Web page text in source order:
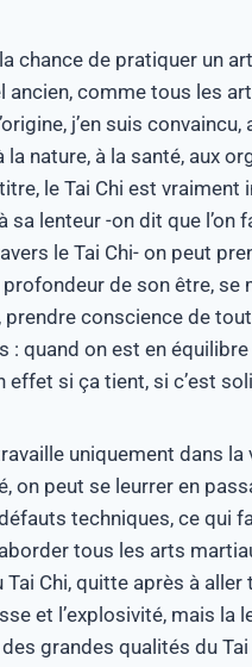
chance de pratiquer un
ancien, comme tous les
j’en suis convaincu,
la nature, à la santé, aux
le Tai Chi est vraiment
sa lenteur -on dit que l’on
le Tai Chi- on peut
de son être, se
prendre conscience de
: quand on est en
effet si ça tient, si c’est
uniquement dans la
on peut se leurrer en
techniques, ce qui
tous les arts
Tai Chi, quitte après à
et l’explosivité, mais la
grandes qualités du Tai